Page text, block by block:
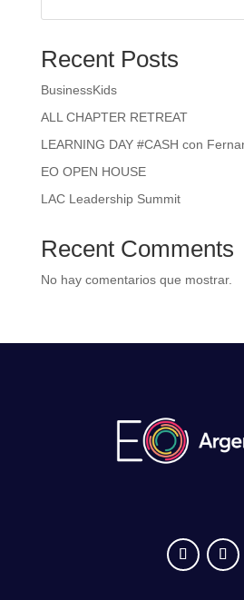
Recent Posts
BusinessKids
ALL CHAPTER RETREAT
LEARNING DAY #CASH con
EO OPEN HOUSE
LAC Leadership Summit
Recent Comments
No hay comentarios que mostrar.